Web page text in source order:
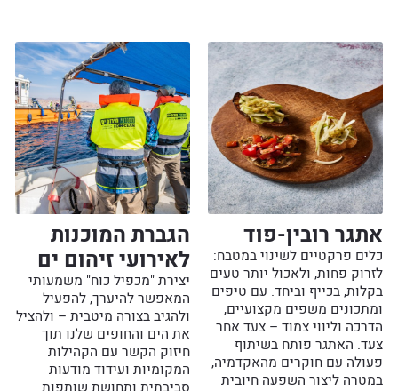
אתגר רובין-פוד
כלים פרקטיים לשינוי במטבח:
לזרוק פחות, ולאכול יותר טעים
בקלות, בכייף וביחד. עם טיפים
ומתכונים משפים מקצועיים,
הדרכה וליווי צמוד – צעד אחר
צעד. האתגר פותח בשיתוף
פעולה עם חוקרים מהאקדמיה,
במטרה ליצור השפעה חיובית
הגברת המוכנות
לאירועי זיהום ים
יצירת "מכפיל כוח" משמעותי
המאפשר להיערך, להפעיל
ולהגיב בצורה מיטבית – ולהציל
את הים והחופים שלנו תוך
חיזוק הקשר עם הקהילות
המקומיות ועידוד מודעות